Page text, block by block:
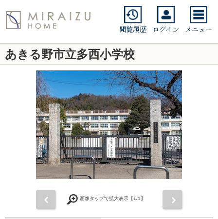
閲覧履歴 ログイン メニュー
あきる野市立多西小学校
画像タップで拡大表示【1/1】